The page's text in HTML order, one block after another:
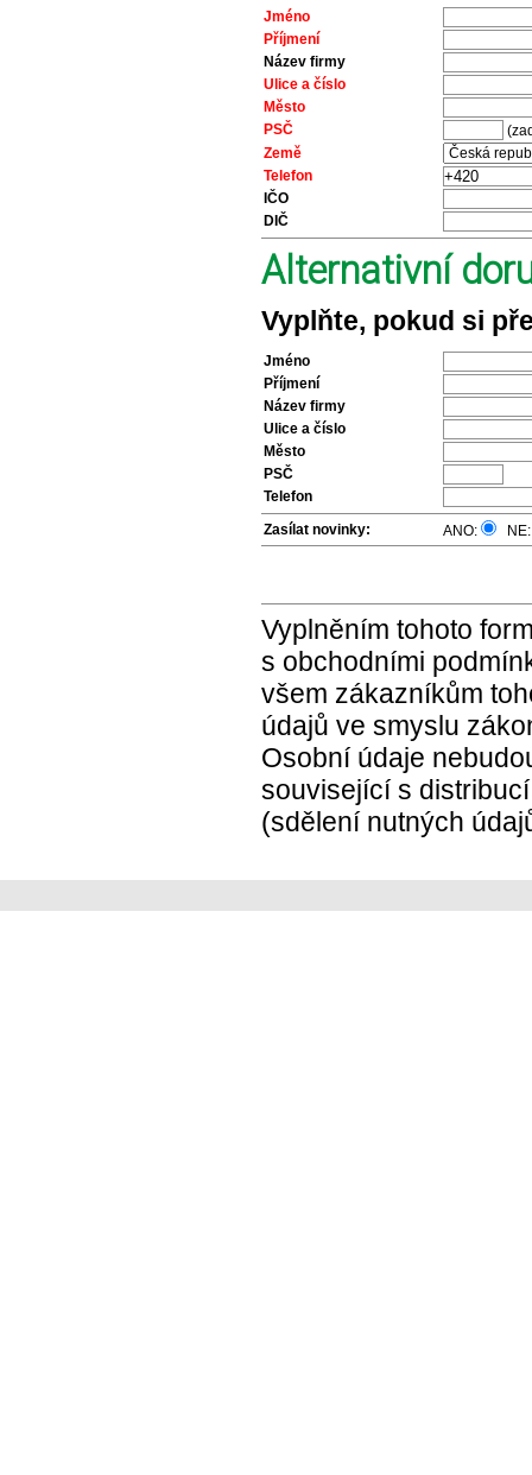
Jméno
Příjmení
Název firmy
Ulice a číslo
Město
PSČ
Země
Telefon
IČO
DIČ
Alternativní
Vyplňte, pokud si
Jméno
Příjmení
Název firmy
Ulice a číslo
Město
PSČ
Telefon
Zasílat novinky:
ANO:
Vyplněním tohoto
s obchodními
všem zákazníkům
údajů ve smyslu
Osobní údaje
související s
(sdělení nutných